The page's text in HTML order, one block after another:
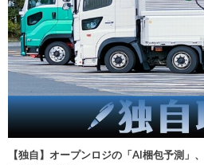
【独自】オープンロジの「AI梱包予測」